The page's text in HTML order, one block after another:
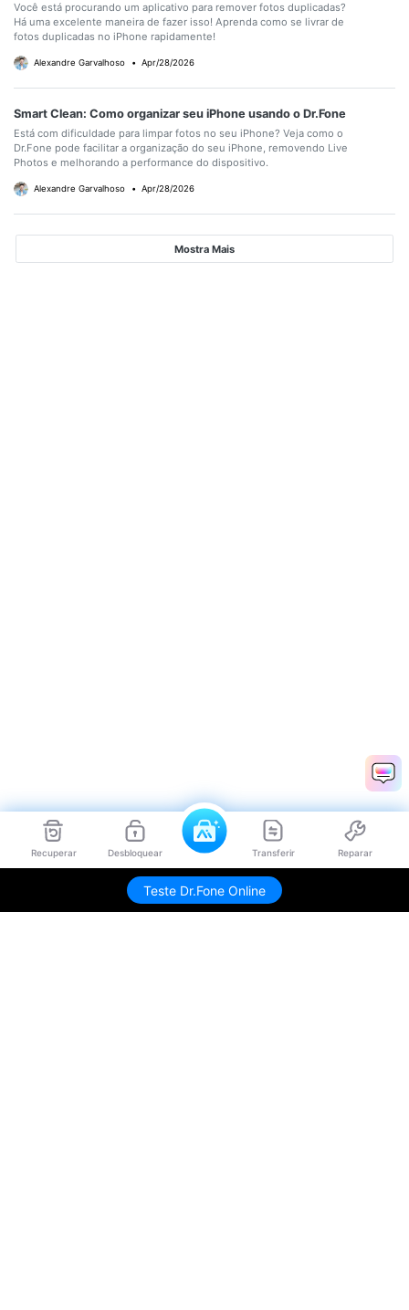
Recuperar Desbloquear Transferir Reparar
Teste Dr.Fone Online
Você está procurando um aplicativo para remover fotos duplicadas?
Há uma excelente maneira de fazer isso! Aprenda como se livrar de
fotos duplicadas no iPhone rapidamente!
Alexandre Garvalhoso • Apr/28/2026
Smart Clean: Como organizar seu iPhone usando o Dr.Fone
Está com dificuldade para limpar fotos no seu iPhone? Veja como o
Dr.Fone pode facilitar a organização do seu iPhone, removendo Live
Photos e melhorando a performance do dispositivo.
Alexandre Garvalhoso • Apr/28/2026
Mostra Mais